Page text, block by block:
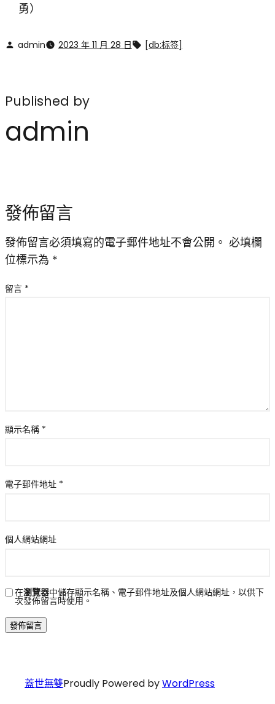
勇）
admin 2023 年 11 月 28 日 [db:标签]
Published by
admin
發佈留言
發佈留言必須填寫的電子郵件地址不會公開。 必填欄
位標示為 *
留言 *
顯示名稱 *
電子郵件地址 *
個人網站網址
在瀏覽器中儲存顯示名稱、電子郵件地址及個人網站網址，以供下
次發佈留言時使用。
蓋世無雙Proudly Powered byWordPress